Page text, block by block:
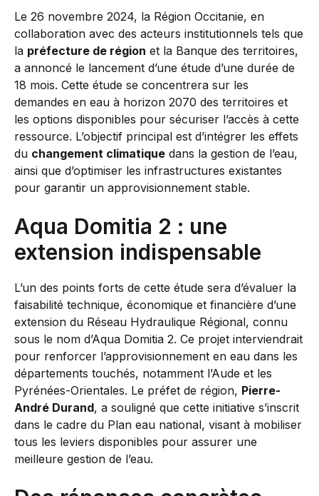
Le 26 novembre 2024, la Région Occitanie, en
collaboration avec des acteurs institutionnels tels que
la préfecture de région et la Banque des territoires,
a annoncé le lancement d’une étude d’une durée de
18 mois. Cette étude se concentrera sur les
demandes en eau à horizon 2070 des territoires et
les options disponibles pour sécuriser l’accès à cette
ressource. L’objectif principal est d’intégrer les effets
du changement climatique dans la gestion de l’eau,
ainsi que d’optimiser les infrastructures existantes
pour garantir un approvisionnement stable.
Aqua Domitia 2 : une
extension indispensable
L’un des points forts de cette étude sera d’évaluer la
faisabilité technique, économique et financière d’une
extension du Réseau Hydraulique Régional, connu
sous le nom d’Aqua Domitia 2. Ce projet interviendrait
pour renforcer l’approvisionnement en eau dans les
départements touchés, notamment l’Aude et les
Pyrénées-Orientales. Le préfet de région, Pierre-
André Durand, a souligné que cette initiative s’inscrit
dans le cadre du Plan eau national, visant à mobiliser
tous les leviers disponibles pour assurer une
meilleure gestion de l’eau.